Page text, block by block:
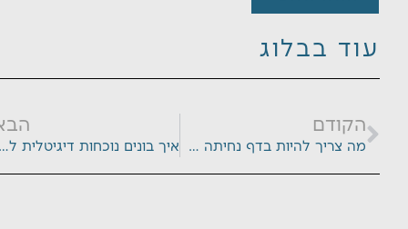
עוד בבלוג
הקודם
מה צריך להיות בדף נחיתה שמייצר לידים? איך בונים נוכחות